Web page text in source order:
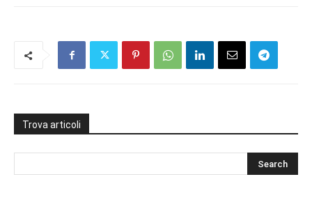
Trova articoli